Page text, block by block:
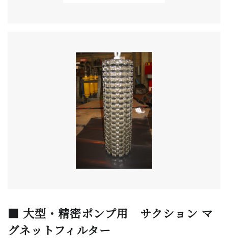
■ 大型・精密ポンプ用 サクション マ
グネットフィルター